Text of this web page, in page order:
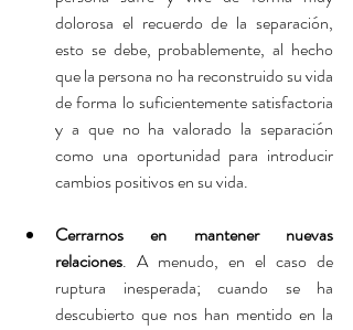
dolorosa el recuerdo de la separación,
esto se debe, probablemente, al hecho
que la persona no ha reconstruido su vida
de forma lo suficientemente satisfactoria
y a que no ha valorado la separación
como una oportunidad para introducir
cambios positivos en su vida.
Cerrarnos en mantener nuevas
relaciones. A menudo, en el caso de
ruptura inesperada; cuando se ha
descubierto que nos han mentido en la